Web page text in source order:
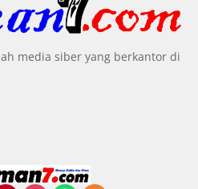
media siber yang berkantor di